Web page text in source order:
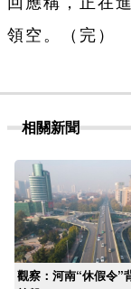
領空。（完）
相關新聞
觀察：河南“休假令”